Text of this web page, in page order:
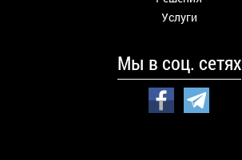
Услуги
Мы в соц. сетях